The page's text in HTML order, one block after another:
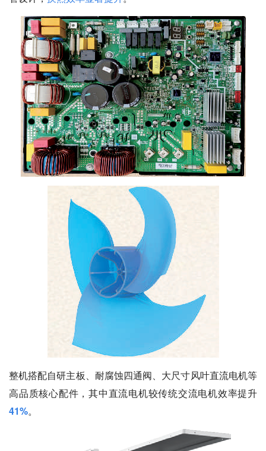
整机搭配自研主板、耐腐蚀四通阀、大尺寸风叶直流电机等
高品质核心配件，其中直流电机较传统交流电机效率提升
41%。